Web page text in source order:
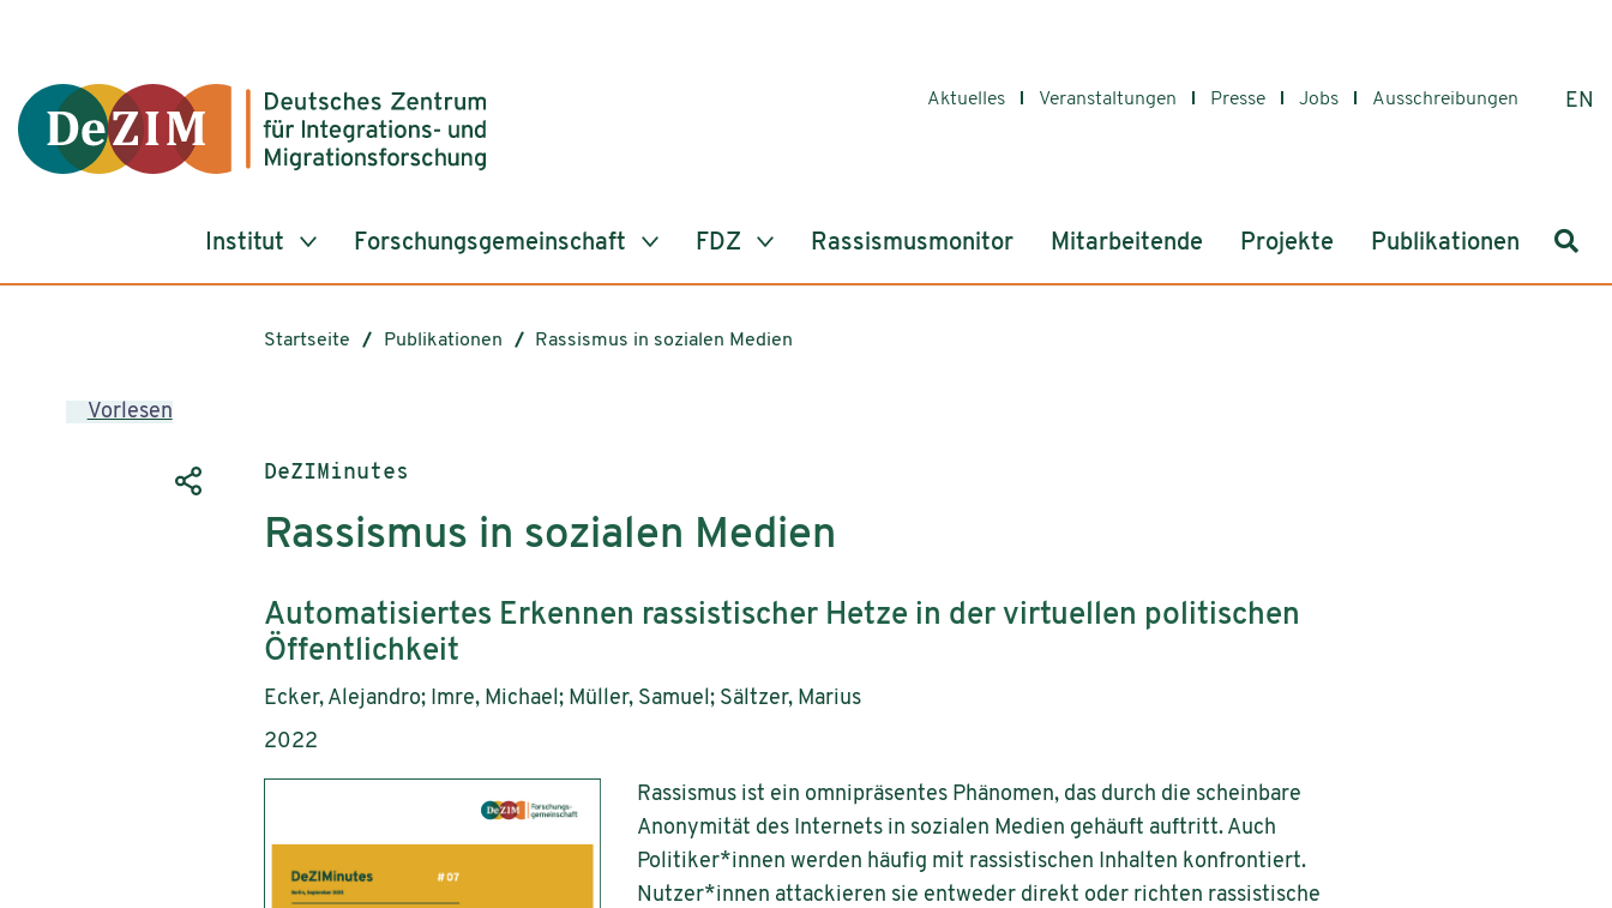
Aktuelles Veranstaltungen Presse Jobs Ausschreibungen EN
Institut Forschungsgemeinschaft FDZ Rassismusmonitor Mitarbeitende Projekte Publikationen
Startseite Publikationen Rassismus in sozialen Medien
Vorlesen
Publikationstyp:
DeZIMinutes
Rassismus in sozialen Medien
Untertitel:
Automatisiertes Erkennen rassistischer Hetze in der virtuellen politischen
Öffentlichkeit
AutorInnen:
Ecker, Alejandro; Imre, Michael; Müller, Samuel; Sältzer, Marius
Publikationsjahr:
2022
Rassismus ist ein omnipräsentes Phänomen, das durch die scheinbare
Anonymität des Internets in sozialen Medien gehäuft auftritt. Auch
Politiker*innen werden häufig mit rassistischen Inhalten konfrontiert.
Nutzer*innen attackieren sie entweder direkt oder richten rassistische